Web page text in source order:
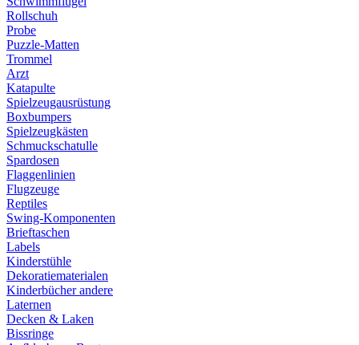
Rollschuh
Probe
Puzzle-Matten
Trommel
Arzt
Katapulte
Spielzeugausrüstung
Boxbumpers
Spielzeugkästen
Schmuckschatulle
Spardosen
Flaggenlinien
Flugzeuge
Reptiles
Swing-Komponenten
Brieftaschen
Labels
Kinderstühle
Dekoratiematerialen
Kinderbücher andere
Laternen
Decken & Laken
Bissringe